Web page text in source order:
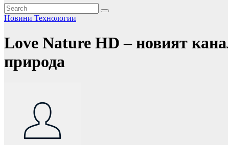
Новини Технологии
Love Nature HD – новият
природа